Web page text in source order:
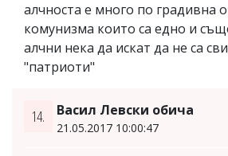
алчноста е много по градивна
комунизма които са едно и
алчни нека да искат да не са
"патриоти"
14. Васил Левски обича
21.05.2017 10:00:47